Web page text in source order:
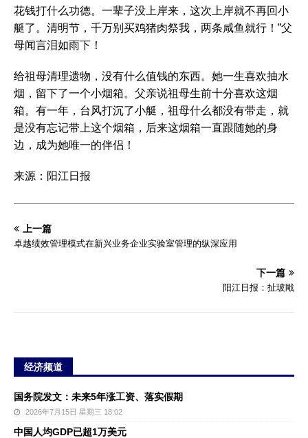
花钱打什么功德。一辈子没上岸来，这次上岸就不再回小
艇了。清明节，千万别买鸡猪肉祭我，两条咸鱼就行！”父
母闻言泪如雨下！
给祖母清理遗物，没有什么值钱的东西。她一生喜欢抽水
烟，留下了一个小烟箱。父亲说祖母生前十分喜欢这烟
箱。有一年，台风打沉了小艇，祖母什么都没有带走，就
是没有忘记带上这个烟箱，后来这烟箱一直跟随她的身
边，成为她唯一的伴侣！
来源：阳江日报
上一篇
卓越绩效管理模式在新兴业务企业实验室管理的纵深应用
下一篇
阳江日报：扯玻戙
经济频道
国务院发文：未来5年涨工资、落实假期
2026年7月15日 星期三 18:02
中国人均GDP已超1万美元